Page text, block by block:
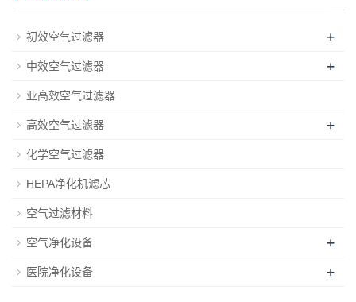
初效空气过滤器 +
中效空气过滤器 +
亚高效空气过滤器
高效空气过滤器 +
化学空气过滤器
HEPA净化机滤芯
空气过滤材料
空气净化设备 +
医院净化设备 +